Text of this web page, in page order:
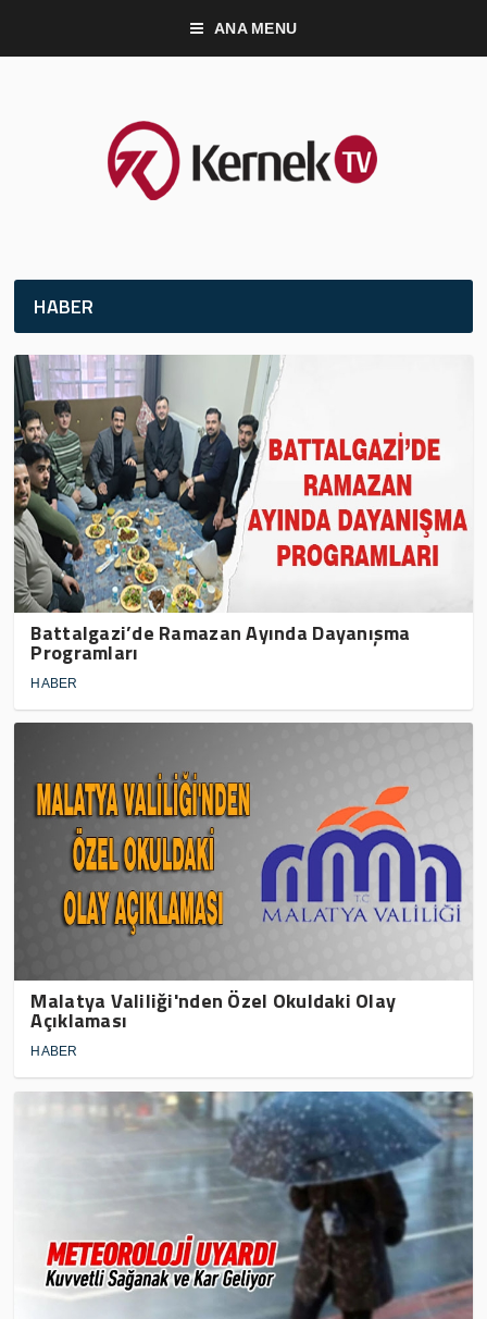
ANA MENU
HABER
Battalgazi’de Ramazan Ayında Dayanışma
Programları
HABER
Malatya Valiliği'nden Özel Okuldaki Olay
Açıklaması
HABER